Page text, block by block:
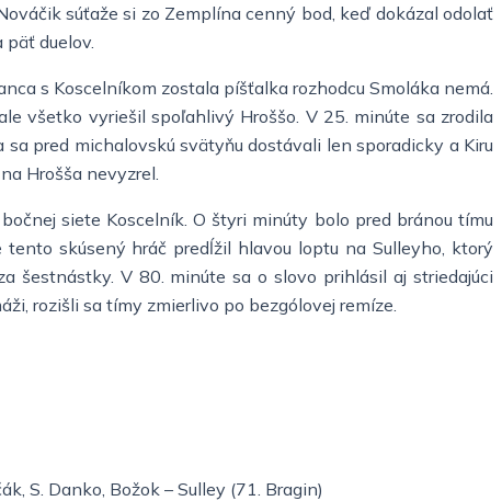
súťaže si zo Zemplína cenný bod, keď dokázal odolať
duelov.
s Koscelníkom zostala píšťalka rozhodcu Smoláka nemá.
všetko vyriešil spoľahlivý Hroššo. V 25. minúte sa zrodila
pred michalovskú svätyňu dostávali len sporadicky a Kiru
Hrošša nevyzrel.
siete Koscelník. O štyri minúty bolo pred bránou tímu
skúsený hráč predĺžil hlavou loptu na Sulleyho, ktorý
šestnástky. V 80. minúte sa o slovo prihlásil aj striedajúci
rozišli sa tímy zmierlivo po bezgólovej remíze.
S. Danko, Božok – Sulley (71. Bragin)